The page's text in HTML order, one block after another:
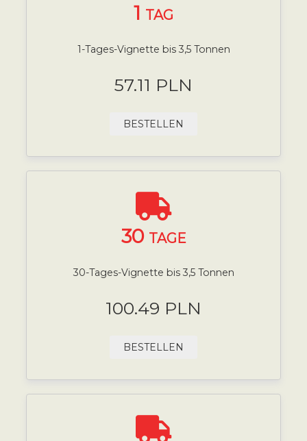
1 TAG
1-Tages-Vignette bis 3,5 Tonnen
57.11 PLN
BESTELLEN
30 TAGE
30-Tages-Vignette bis 3,5 Tonnen
100.49 PLN
BESTELLEN